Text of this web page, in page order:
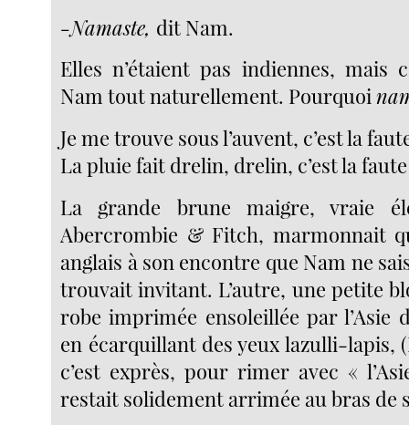
-Namaste, dit Nam.
Elles n’étaient pas indiennes, mais
Nam tout naturellement. Pourquoi
Je me trouve sous l’auvent, c’est la
La pluie fait drelin, drelin, c’est la
La grande brune maigre, vraie
Abercrombie & Fitch, marmonnait
anglais à son encontre que Nam ne
trouvait invitant. L’autre, une petite
robe imprimée ensoleillée par l’Asie
en écarquillant des yeux lazulli-lapis,
c’est exprès, pour rimer avec «
restait solidement arrimée au bras de